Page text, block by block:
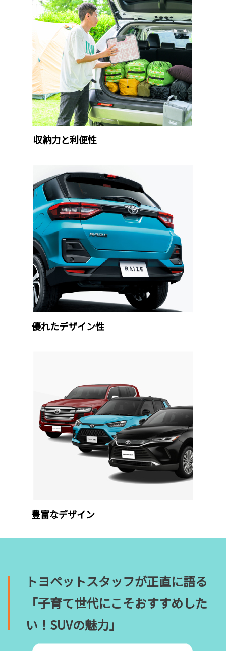
収納力と利便性
優れたデザイン性
豊富なデザイン
トヨペットスタッフが正直に語る
「子育て世代にこそおすすめした
い！SUVの魅力」